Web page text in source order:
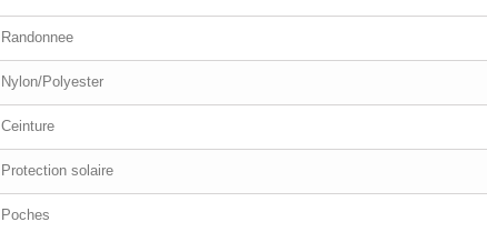
Randonnee
Nylon/Polyester
Ceinture
Protection solaire
Poches